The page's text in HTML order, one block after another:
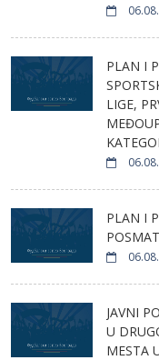
PLAN I
LIGE,
PLAN I
JAVNI
U
MESTA